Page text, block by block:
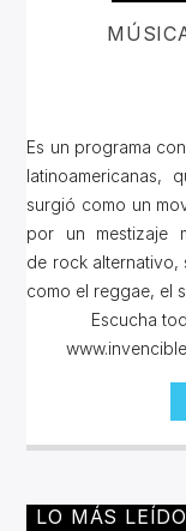
Es un programa
latinoamericanas,
surgió como un
por un mestizaje
de rock alternativo,
como el reggae, el
Escucha
LO MÁS LEÍDO